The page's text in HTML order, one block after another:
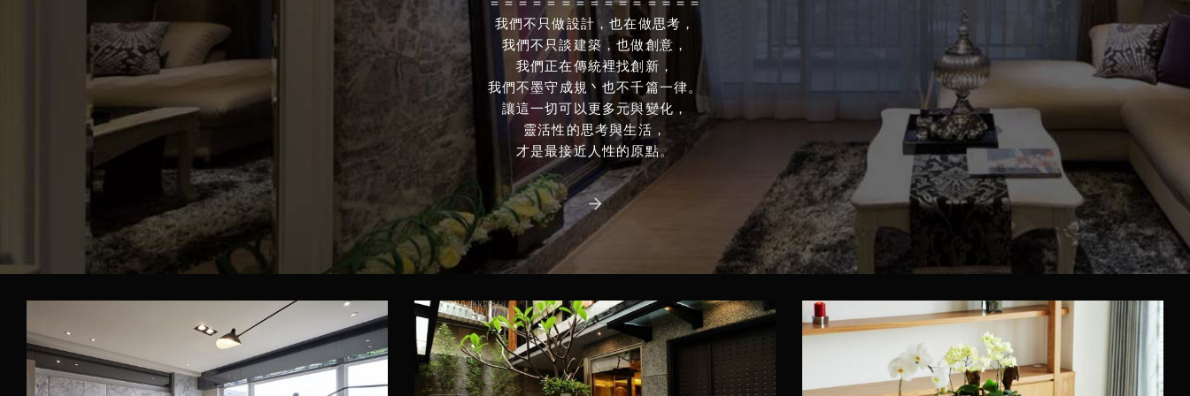
我們不只做設計，也在做思考，
我們不只談建築，也做創意，
我們正在傳統裡找創新，
我們不墨守成規丶也不千篇一律。
讓這一切可以更多元與變化，
靈活性的思考與生活，
才是最接近人性的原點。
arrow_forward